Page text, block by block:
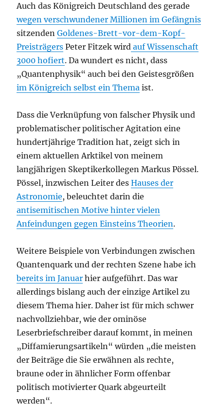
Auch das Königreich Deutschland des gerade
wegen verschwundener Millionen im Gefängnis
sitzendenGoldenes-Brett-vor-dem-Kopf-
Preisträgers Peter Fitzek wird auf Wissenschaft
3000 hofiert. Da wundert es nicht, dass
„Quantenphysik“ auch bei den Geistesgrößen
im Königreich selbst ein Thema ist.
Dass die Verknüpfung von falscher Physik und
problematischer politischer Agitation eine
hundertjährige Tradition hat, zeigt sich in
einem aktuellen Arktikel von meinem
langjährigen Skeptikerkollegen Markus Pössel.
Pössel, inzwischen Leiter desHauses der
Astronomie, beleuchtet darin die
antisemitischen Motive hinter vielen
Anfeindungen gegen Einsteins Theorien.
Weitere Beispiele von Verbindungen zwischen
Quantenquark und der rechten Szene habe ich
bereits im Januar hier aufgeführt. Das war
allerdings bislang auch der einzige Artikel zu
diesem Thema hier. Daher ist für mich schwer
nachvollziehbar, wie der ominöse
Leserbriefschreiber darauf kommt, in meinen
„Diffamierungsartikeln“ würden „die meisten
der Beiträge die Sie erwähnen als rechte,
braune oder in ähnlicher Form offenbar
politisch motivierter Quark abgeurteilt
werden“.